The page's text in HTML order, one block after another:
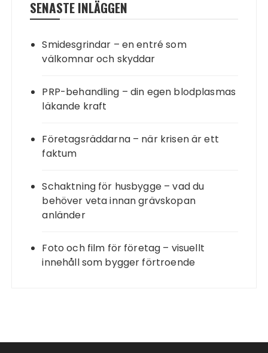
SENASTE INLÄGGEN
Smidesgrindar – en entré som
välkomnar och skyddar
PRP-behandling – din egen blodplasmas
läkande kraft
Företagsräddarna – när krisen är ett
faktum
Schaktning för husbygge – vad du
behöver veta innan grävskopan
anländer
Foto och film för företag – visuellt
innehåll som bygger förtroende